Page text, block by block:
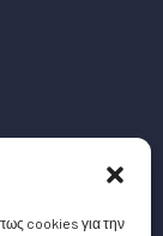
cookies για την